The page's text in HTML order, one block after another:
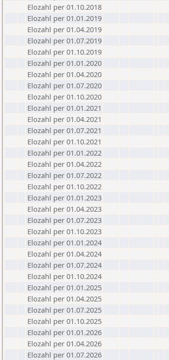
Elozahl per 01.10.2018
Elozahl per 01.01.2019
Elozahl per 01.04.2019
Elozahl per 01.07.2019
Elozahl per 01.10.2019
Elozahl per 01.01.2020
Elozahl per 01.04.2020
Elozahl per 01.07.2020
Elozahl per 01.10.2020
Elozahl per 01.01.2021
Elozahl per 01.04.2021
Elozahl per 01.07.2021
Elozahl per 01.10.2021
Elozahl per 01.01.2022
Elozahl per 01.04.2022
Elozahl per 01.07.2022
Elozahl per 01.10.2022
Elozahl per 01.01.2023
Elozahl per 01.04.2023
Elozahl per 01.07.2023
Elozahl per 01.10.2023
Elozahl per 01.01.2024
Elozahl per 01.04.2024
Elozahl per 01.07.2024
Elozahl per 01.10.2024
Elozahl per 01.01.2025
Elozahl per 01.04.2025
Elozahl per 01.07.2025
Elozahl per 01.10.2025
Elozahl per 01.01.2026
Elozahl per 01.04.2026
Elozahl per 01.07.2026